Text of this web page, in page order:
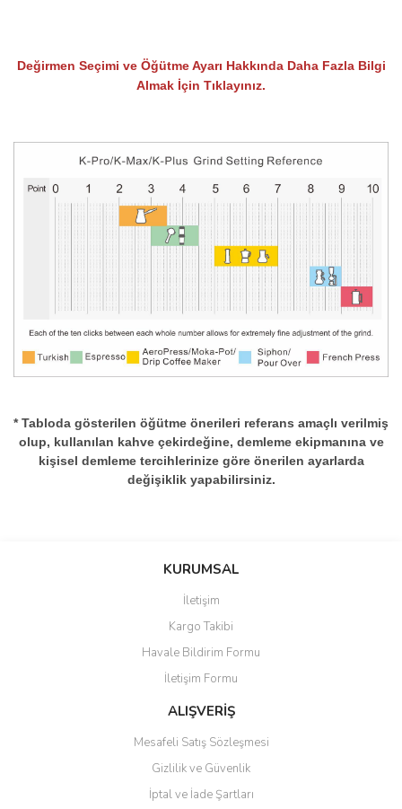
Değirmen Seçimi ve Öğütme Ayarı Hakkında Daha Fazla Bilgi
Almak İçin Tıklayınız.
* Tabloda gösterilen öğütme önerileri referans amaçlı verilmiş
olup, kullanılan kahve çekirdeğine, demleme ekipmanına ve
kişisel demleme tercihlerinize göre önerilen ayarlarda
değişiklik yapabilirsiniz.
Bu ürüne ilk yorumu siz yapın!
Ürün resmi kalitesiz, bozuk veya görüntülenemiyor.
Ürün açıklamasında eksik bilgiler bulunuyor.
Ürün bilgilerinde hatalar bulunuyor.
Ürün fiyatı diğer sitelerden daha pahalı.
KURUMSAL
İletişim
Kargo Takibi
Havale Bildirim Formu
İletişim Formu
ALIŞVERİŞ
Mesafeli Satış Sözleşmesi
Gizlilik ve Güvenlik
İptal ve İade Şartları